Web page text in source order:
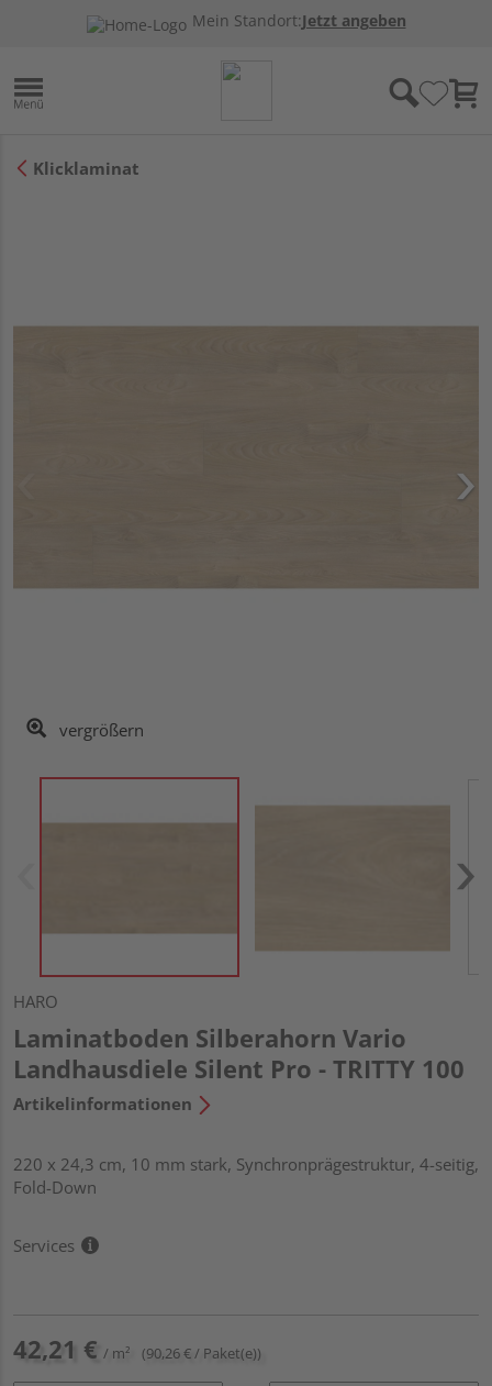
Mein Standort:Jetzt angeben
Klicklaminat
vergrößern
HARO
Laminatboden Silberahorn Vario
Landhausdiele Silent Pro - TRITTY 100
Artikelinformationen
220 x 24,3 cm, 10 mm stark, Synchronprägestruktur, 4-seitig,
Fold-Down
Services
42,21 € / m² (90,26 € / Paket(e))